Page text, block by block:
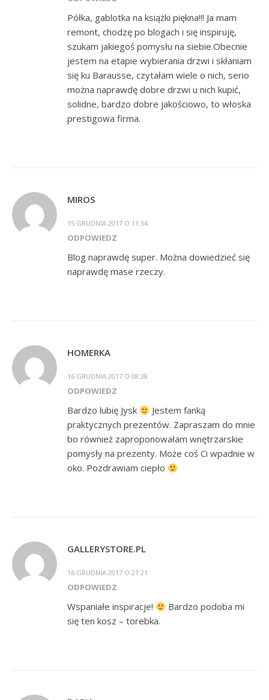
Półka, gablotka na książki piękna!!! Ja mam
remont, chodzę po blogach i się inspiruję,
szukam jakiegoś pomysłu na siebie.Obecnie
jestem na etapie wybierania drzwi i skłaniam
się ku Barausse, czytałam wiele o nich, serio
można naprawdę dobre drzwi u nich kupić,
solidne, bardzo dobre jakościowo, to włoska
prestigowa firma.
MIROS
15 GRUDNIA 2017 O 11:34
ODPOWIEDZ
Blog naprawdę super. Można dowiedzieć się
naprawdę mase rzeczy.
HOMERKA
16 GRUDNIA 2017 O 08:38
ODPOWIEDZ
Bardzo lubię Jysk
Jestem fanką
praktycznych prezentów. Zapraszam do mnie
bo również zaproponowałam wnętrzarskie
pomysły na prezenty. Może coś Ci wpadnie w
oko. Pozdrawiam ciepło
GALLERYSTORE.PL
16 GRUDNIA 2017 O 21:21
ODPOWIEDZ
Wspaniałe inspiracje!
Bardzo podoba mi
się ten kosz – torebka.